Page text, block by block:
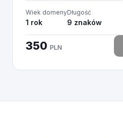
Wiek domeny
1 rok
Długość
9 znaków
350 PLN